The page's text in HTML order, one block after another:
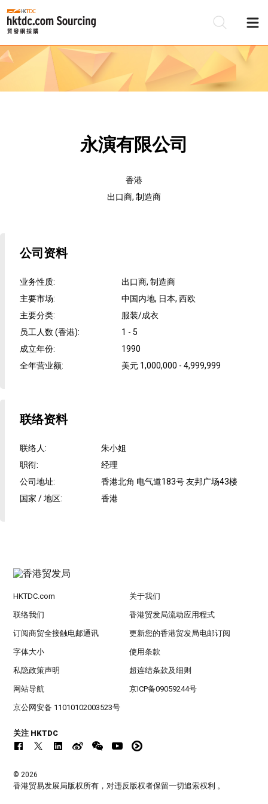
永演有限公司
香港
出口商, 制造商
公司资料
业务性质:
出口商, 制造商
主要市场:
中国内地, 日本, 西欧
主要分类:
服装/成衣
员工人数 (香港):
1 - 5
成立年份:
1990
全年营业额: 美元 1,000,000 - 4,999,999
联络资料
联络人:
朱小姐
职衔:
经理
公司地址:
香港北角 电气道183号 友邦广场43楼
国家 / 地区: 香港
HKTDC.com 关于我们
联络我们 香港贸发局流动应用程式
订阅商贸全接触电邮通讯 更新您的香港贸发局电邮订阅
字体大小 使用条款
私隐政策声明 超连结条款及细则
网站导航 京ICP备09059244号
京公网安备 11010102003523号
关注 HKTDC
© 2026
香港贸易发展局版权所有，对违反版权者保留一切追索权利 。